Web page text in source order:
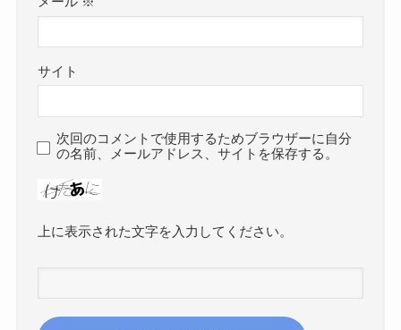
サイト
次回のコメントで使用するためブラウザーに自分
の名前、メールアドレス、サイトを保存する。
上に表示された文字を入力してください。